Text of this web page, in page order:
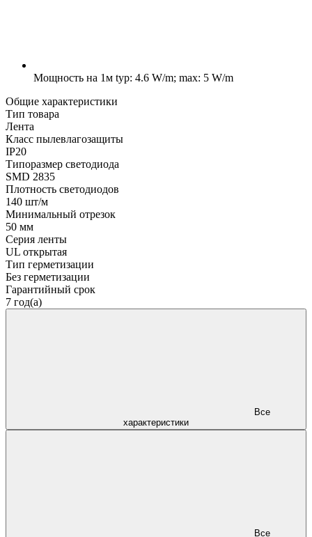
Мощность на 1м typ: 4.6 W/m; max: 5 W/m
Общие характеристики
Тип товара
Лента
Класс пылевлагозащиты
IP20
Типоразмер светодиода
SMD 2835
Плотность светодиодов
140 шт/м
Минимальный отрезок
50 мм
Серия ленты
UL открытая
Тип герметизации
Без герметизации
Гарантийный срок
7 год(а)
характеристики